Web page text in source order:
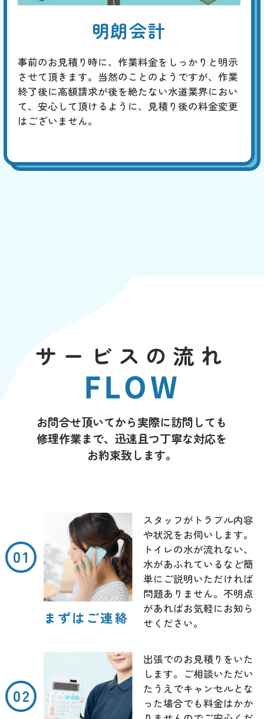
明朗会計
事前のお見積り時に、作業料金をしっかりと明示
させて頂きます。当然のことのようですが、作業
終了後に高額請求が後を絶たない水道業界におい
て、安心して頂けるように、見積り後の料金変更
はございません。
サービスの流れ
FLOW
お問合せ頂いてから実際に訪問しても
修理作業まで、迅速且つ丁寧な対応を
お約束致します。
まずはご連絡
スタッフがトラブル内容
や状況をお伺いします。
トイレの水が流れない、
水があふれているなど簡
単にご説明いただければ
問題ありません。不明点
があればお気軽にお知ら
せください。
出張でのお見積りをいた
します。ご相談いただい
たうえでキャンセルとな
った場合でも料金はかか